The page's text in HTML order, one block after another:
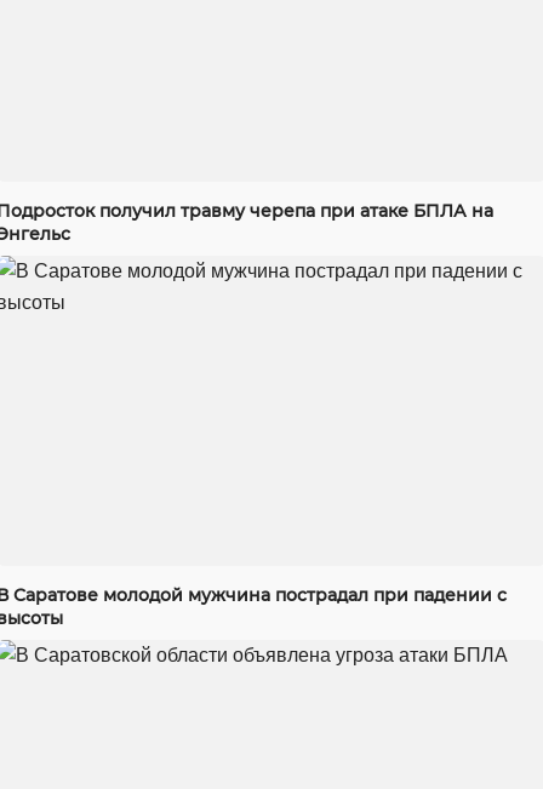
получил травму черепа при атаке БПЛА на
Саратове молодой мужчина пострадал при падении с